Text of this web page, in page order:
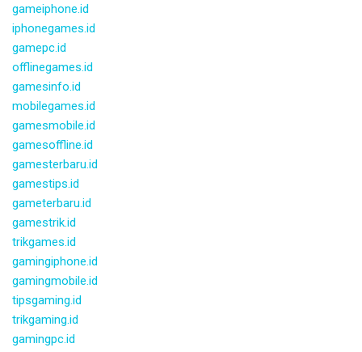
gameiphone.id
iphonegames.id
gamepc.id
offlinegames.id
gamesinfo.id
mobilegames.id
gamesmobile.id
gamesoffline.id
gamesterbaru.id
gamestips.id
gameterbaru.id
gamestrik.id
trikgames.id
gamingiphone.id
gamingmobile.id
tipsgaming.id
trikgaming.id
gamingpc.id